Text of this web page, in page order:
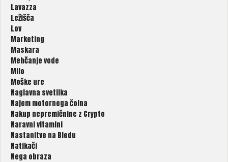
Lavazza
Ležišča
Lov
Marketing
Maskara
Mehčanje vode
Milo
Moške ure
Naglavna svetilka
Najem motornega čolna
Nakup nepremičnine z Crypto
Naravni vitamini
Nastanitve na Bledu
Natikači
Nega obraza